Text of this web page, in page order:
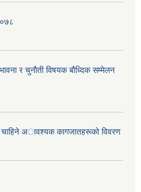
र चुनाैती विषयक बाैध्दिक सम्मेलन
चाहिने अावश्यक कागजातहरूकाे विवरण